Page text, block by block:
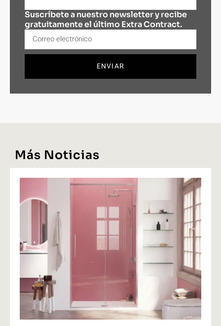
Suscríbete a nuestro newsletter y recibe
gratuitamente el último Extra Contract.
ENVIAR
Más Noticias